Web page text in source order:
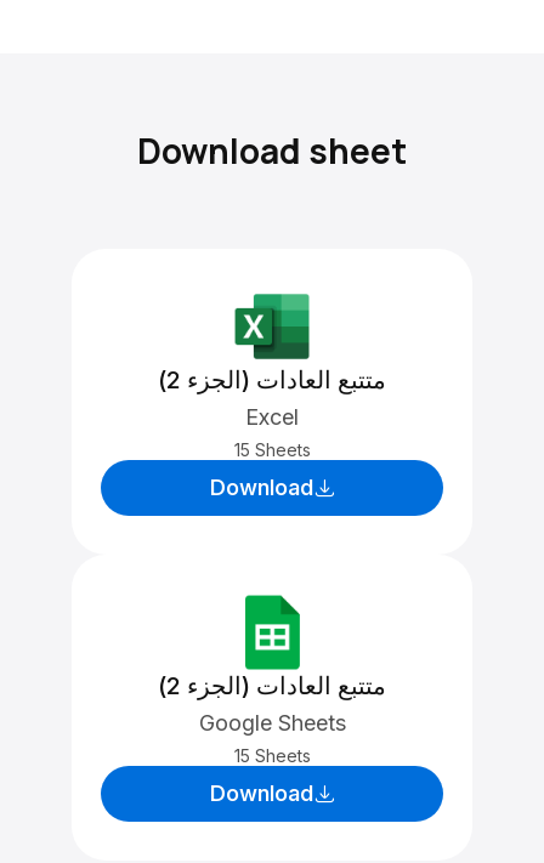
Download sheet
متتبع العادات (الجزء 2)
Excel
15 Sheets
Download
متتبع العادات (الجزء 2)
Google Sheets
15 Sheets
Download